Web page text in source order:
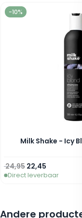
Navigating through the
Press to skip carousel
-10%
Milk Shake - Icy
Vanaf
22,45
Normale prijs
24,95
Direct leverbaar
Andere